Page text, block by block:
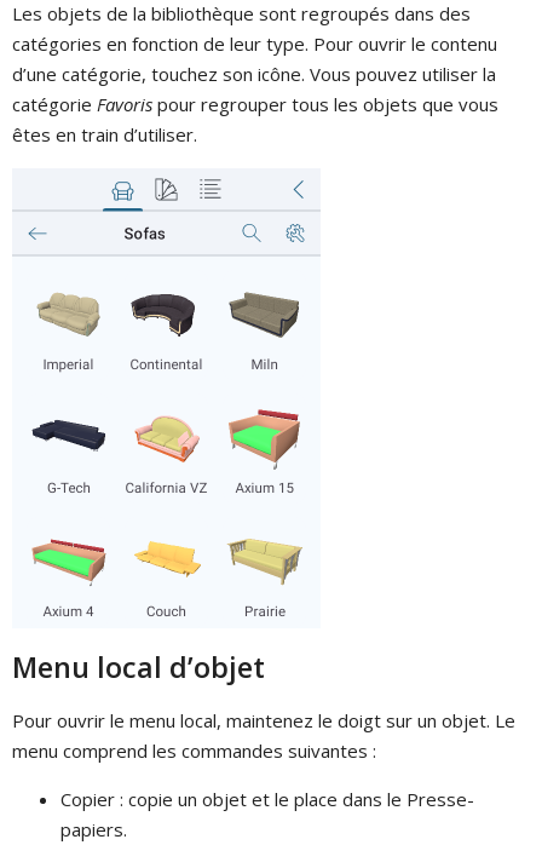
Les objets de la bibliothèque sont regroupés dans des
catégories en fonction de leur type. Pour ouvrir le contenu
d’une catégorie, touchez son icône. Vous pouvez utiliser la
catégorie Favoris pour regrouper tous les objets que vous
êtes en train d’utiliser.
Menu local d’objet
Pour ouvrir le menu local, maintenez le doigt sur un objet. Le
menu comprend les commandes suivantes :
Copier : copie un objet et le place dans le Presse-
papiers.